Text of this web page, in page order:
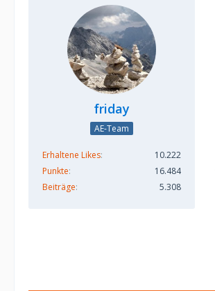
friday
AE-Team
Erhaltene Likes
10.222
Punkte
16.484
Beiträge
5.308